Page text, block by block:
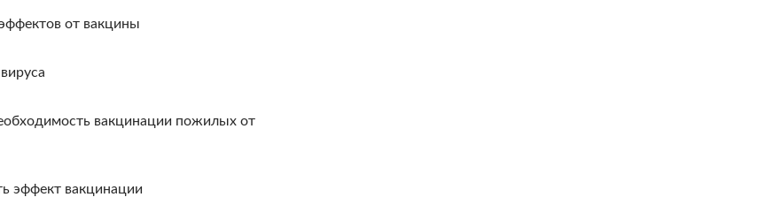
от вакцины
вакцинации пожилых от
эффект вакцинации